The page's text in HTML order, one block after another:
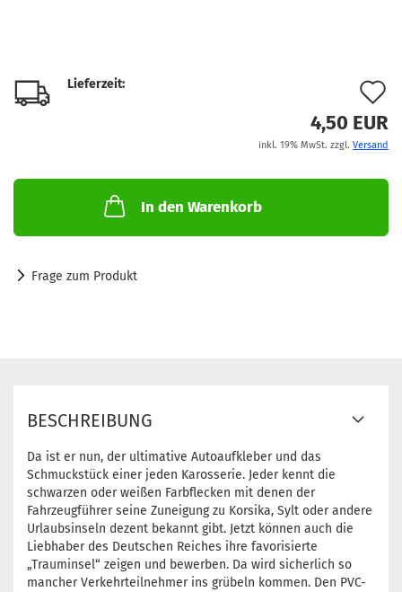
Lieferzeit:
4,50 EUR
inkl. 19% MwSt. zzgl. Versand
In den Warenkorb
Frage zum Produkt
BESCHREIBUNG
Da ist er nun, der ultimative Autoaufkleber und das
Schmuckstück einer jeden Karosserie. Jeder kennt die
schwarzen oder weißen Farbflecken mit denen der
Fahrzeugführer seine Zuneigung zu Korsika, Sylt oder andere
Urlaubsinseln dezent bekannt gibt. Jetzt können auch die
Liebhaber des Deutschen Reiches ihre favorisierte
„Trauminsel“ zeigen und bewerben. Da wird sicherlich so
mancher Verkehrteilnehmer ins grübeln kommen. Den PVC-